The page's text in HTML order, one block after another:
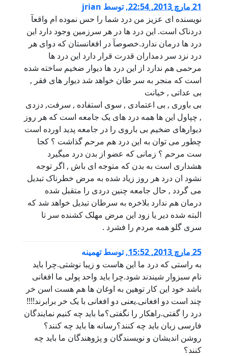
21 مارچ 2013, 22:54 ,توسط jrian
نویسنده ای عزیز من درد شما را حس نموده ام واقعآ
دردناک است. این درد ها در هر سرزمین وجود دارد این
درد ها درمان ندارد.خصوصآ در افغانستان که دوای هر
درد نزد سر دمداران قدرت قرار دارد این درد ها
مرحمی هم ندارد از این درد ها دیوار ضخیم ساخته شده
است که منجر به سر طان خواهد شد دیوار های فقر ,
بی عداتی , خیانت
بی باوری , بی اعتمادی , سوی استفاده , سرفت, دزدی
, چپاول این ها همه درد های یک جامعه است که هر روز
دیوارهای ضخیم بی باروی را در جامعه پدید اورده است
چطور می توان به این درد هم مرحم گذاشت ؟ کجا
ست مرحم ؟ زمانی که عضو از بدن درد میگیرد
هشداری است به بدن که متوجه ای باش , اگر توجه
نشود ان درد هر روز زیاد شده به مرض خطرناک تبدیل
می گردد , حال جامعه چنین دردی را متقبل شده
درمان هم ندارد بلاخره به سرطان تبدیل خواهد شد که
البته شده دیر یا زود این مرض مهلک کشنده سر تا
سری گلو همه مردم را فشرد .
25 مارچ 2013, 15:52 ,توسطتهمینه
به راستی که درد ما این هاست و زیبا نوشتی.چرا باید
نام سبزوار شیندند شود.چرا باید واحد پولی ما افغانی
باشد خود این کار توهین به اوغان ها هم هست اسن خر
چند است دو افغانی.یعنی دو افغانی با یک خر برابرند!!!!
درد را گفتی.راهکار را نگفتی؟ما باید چه کنیم نمایندگان
فارسی زبان باید چه کنند؟رسانه ها باید چه کنند؟
روشن اندیشان و نویسندگان و پژوهندگان ما باید چه
کنند؟